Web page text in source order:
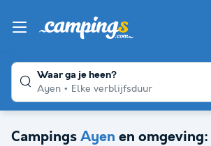
Waar ga je heen?
Ayen
Elke verblijfsduur
Campings Ayen en